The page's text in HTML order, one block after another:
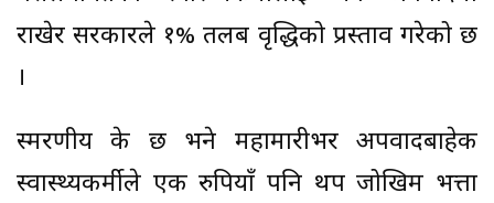
राखेर सरकारले १% तलब वृद्धिको प्रस्ताव गरेको छ
।
स्मरणीय के छ भने महामारीभर अपवादबाहेक
स्वास्थ्यकर्मीले एक रुपियाँ पनि थप जोखिम भत्ता